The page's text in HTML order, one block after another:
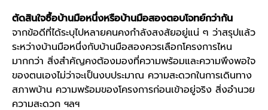
ตัดสินใจซื้อบ้านมือหนึ่งหรือบ้านมือสองตอบโจทย์กว่ากัน
จากข้อดีที่ได้ระบุไปหลายคนคงกำลังสงสัยอยู่แน่ ๆ ว่าสรุปแล้ว
ระหว่างบ้านมือหนึ่งกับบ้านมือสองควรเลือกโครงการไหน
มากกว่า สิ่งสำคัญคงต้องมองที่ความพร้อมและความพึงพอใจ
ของตนเองไม่ว่าจะเป็นงบประมาณ ความสะดวกในการเดินทาง
สภาพบ้าน ความพร้อมของโครงการก่อนเข้าอยู่จริง สิ่งอำนวย
ความสะดวก ฯลฯ